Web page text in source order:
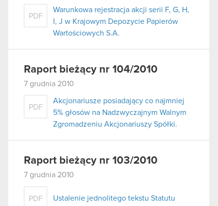
PDF
Warunkowa rejestracja akcji serii F, G, H,
I, J w Krajowym Depozycie Papierów
Wartościowych S.A.
Raport bieżący nr 104/2010
7 grudnia 2010
PDF
Akcjonariusze posiadający co najmniej
5% głosów na Nadzwyczajnym Walnym
Zgromadzeniu Akcjonariuszy Spółki.
Raport bieżący nr 103/2010
7 grudnia 2010
PDF Ustalenie jednolitego tekstu Statutu